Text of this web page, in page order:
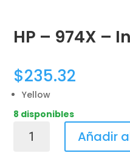
HP – 974X –
$235.32
Yellow
8 disponibles
Añadir